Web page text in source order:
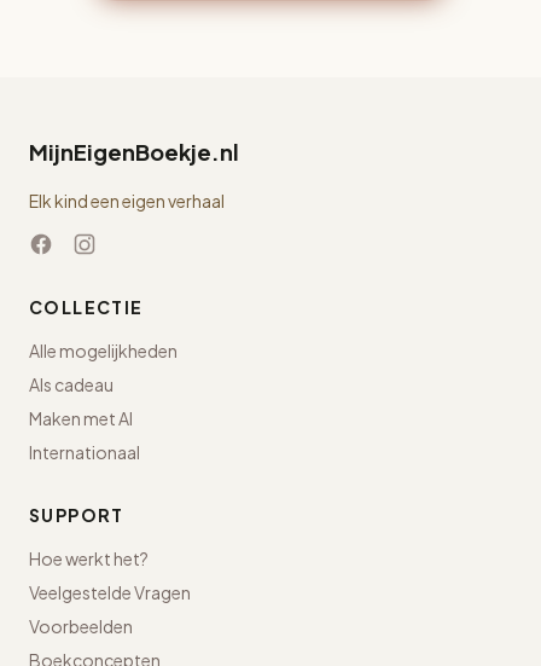
MijnEigenBoekje.nl
Elk kind een eigen verhaal
COLLECTIE
Alle mogelijkheden
Als cadeau
Maken met AI
Internationaal
SUPPORT
Hoe werkt het?
Veelgestelde Vragen
Voorbeelden
Boekconcepten